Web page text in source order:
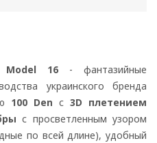
16 - фантазийные
украинского бренда
100 Den с 3D плетением
с просветленным узором
по всей длине), удобный